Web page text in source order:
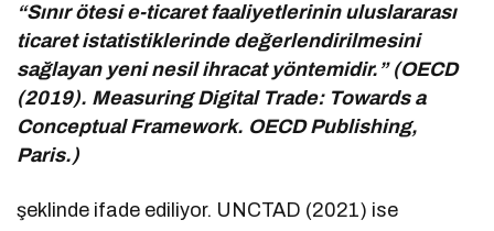
“Sınır ötesi e-ticaret faaliyetlerinin uluslararası
ticaret istatistiklerinde değerlendirilmesini
sağlayan yeni nesil ihracat yöntemidir.” (OECD
(2019). Measuring Digital Trade: Towards a
Conceptual Framework. OECD Publishing,
Paris.)
şeklinde ifade ediliyor. UNCTAD (2021) ise